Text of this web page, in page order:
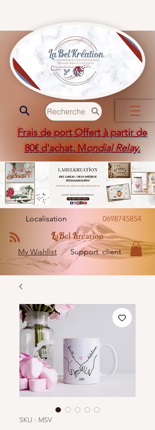
Recherche
Frais de port Offert à partir de
80€ d'achat. Mondial Relay.
Localisation 0698745854
LaBelKréation
My Wishlist Support client
SKU : MSV